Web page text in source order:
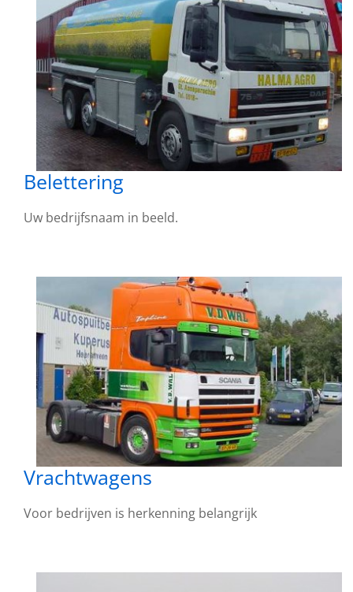
Belettering
Uw bedrijfsnaam in beeld.
Vrachtwagens
Voor bedrijven is herkenning belangrijk